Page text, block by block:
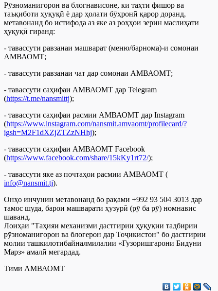
Рӯзноманигорон ва блогнависоне, ки таҳти фишор ва
таъқиботи ҳуқуқӣ ё дар ҳолати бӯҳронӣ қарор доранд,
метавонанд бо истифода аз яке аз роҳҳои зерин маслиҳати
ҳуқуқӣ гиранд:
- тавассути равзанаи машварат (меню/барнома)-и сомонаи
АМВАОМТ;
- тавассути равзанаи чат дар сомонаи АМВАОМТ;
- тавассути саҳифаи АМВАОМТ дар Telegram
(https://t.me/nansmittj);
- тавассути саҳифаи расмии АМВАОМТ дар Instagram
(https://www.instagram.com/nansmit.amvaomt/profilecard/?
igsh=M2F1dXZjZTZzNHhj);
- тавассути саҳифаи АМВАОМТ Facebook
(https://www.facebook.com/share/15kKy1rt72/);
- тавассути яке аз почтаҳои расмии АМВАОМТ (
info@nansmit.tj).
Онҳо инчунин метавонанд бо рақами +992 93 504 3013 дар
тамос шуда, барои машварати ҳузурӣ (рӯ ба рӯ) номнавис
шаванд.
Лоиҳаи "Таҳияи механизми дастгирии ҳуқуқии тадбирии
рӯзноманигорон ва блогерон дар Тоҷикистон" бо дастгирии
молии ташкилотибайналмилалии «Гузоришгарони Бидуни
Марз» амалӣ мегардад.
Тими АМВАОМТ